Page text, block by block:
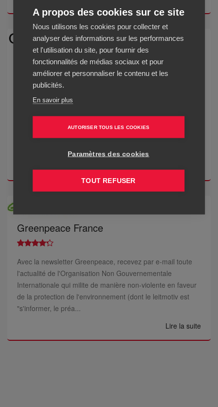
Fondation GoodPlanet
Avec la newsletter Goodplanet, recevez par e-mail
l'actualité de la fondation reconnue d'utilité publique qui
œuvre pour la sensibilisation du public sur toutes les
questions liées à l'environnement. Elle vise à apporter des
Greenpeace France
Avec la newsletter Greenpeace, recevez par e-mail toute
l'actualité de l'Organisation Non Gouvernementale
Internationale qui milite de manière non-violente en faveur
de la protection de l'environnement (dont le leitmotiv est
"s'informer, le préa...
Lire la suite
A propos des cookies sur ce site
Nous utilisons les cookies pour collecter et
analyser des informations sur les performances
et l'utilisation du site, pour fournir des
fonctionnalités de médias sociaux et pour
améliorer et personnaliser le contenu et les
publicités.
En savoir plus
AUTORISER TOUS LES COOKIES
Paramètres des cookies
TOUT REFUSER